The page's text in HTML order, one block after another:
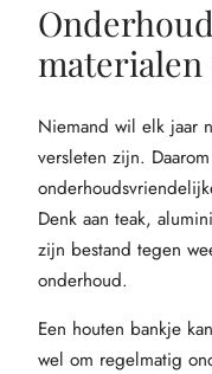
materialen
Niemand wil elk jaar
versleten zijn.
Denk aan teak,
zijn bestand tegen
onderhoud.
Een houten bankje
wel om regelmatig